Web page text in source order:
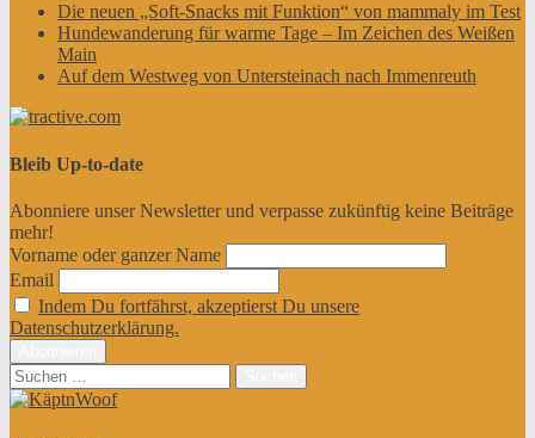
Die neuen „Soft-Snacks mit Funktion“ von mammaly im Test
Hundewanderung für warme Tage – Im Zeichen des Weißen
Main
Auf dem Westweg von Untersteinach nach Immenreuth
Bleib Up-to-date
Abonniere unser Newsletter und verpasse zukünftig keine Beiträge
mehr!
Vorname oder ganzer Name
Email
Indem Du fortfährst, akzeptierst Du unsere
Datenschutzerklärung.
Suchen
nach: